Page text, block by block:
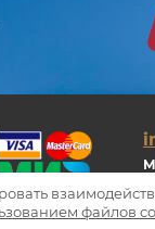
файлов